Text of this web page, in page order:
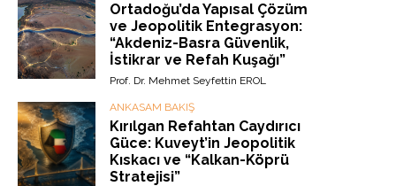
Ortadoğu’da Yapısal Çözüm
ve Jeopolitik Entegrasyon:
“Akdeniz-Basra Güvenlik,
İstikrar ve Refah Kuşağı”
Prof. Dr. Mehmet Seyfettin EROL
ANKASAM BAKIŞ
Kırılgan Refahtan Caydırıcı
Güce: Kuveyt’in Jeopolitik
Kıskacı ve “Kalkan-Köprü
Stratejisi”